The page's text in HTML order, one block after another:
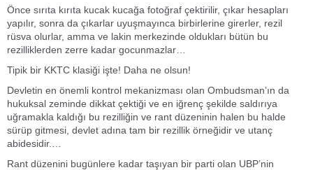
Önce sırıta kırıta kucak kucağa fotoğraf çektirilir, çıkar hesapları
yapılır, sonra da çıkarlar uyuşmayınca birbirlerine girerler, rezil
rüsva olurlar, amma ve lakin merkezinde oldukları bütün bu
rezilliklerden zerre kadar gocunmazlar…
Tipik bir KKTC klasiği işte! Daha ne olsun!
Devletin en önemli kontrol mekanizması olan Ombudsman’ın da
hukuksal zeminde dikkat çektiği ve en iğrenç şekilde saldırıya
uğramakla kaldığı bu rezilliğin ve rant düzeninin halen bu halde
sürüp gitmesi, devlet adına tam bir rezillik örneğidir ve utanç
abidesidir.…
Rant düzenini bugünlere kadar taşıyan bir parti olan UBP’nin